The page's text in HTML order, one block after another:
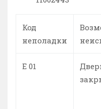
Код
неполадки
E 01